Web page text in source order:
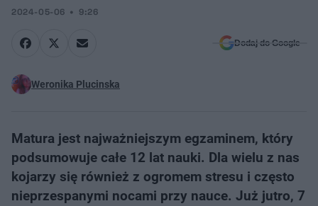
2024-05-06 9:26
Dodaj do Google
Weronika Plucinska
Matura jest najważniejszym egzaminem, który
podsumowuje całe 12 lat nauki. Dla wielu z nas
kojarzy się również z ogromem stresu i często
nieprzespanymi nocami przy nauce. Już jutro, 7